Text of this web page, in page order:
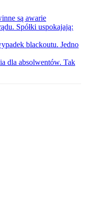
są awarie
Spółki uspokajają:
blackoutu. Jedno
dla absolwentów. Tak